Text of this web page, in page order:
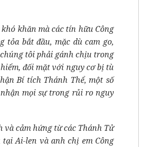
khăn mà các tín hữu Công
bắt đầu, mặc dù cam go,
tôi phải gánh chịu trong
đối mặt với nguy cơ bị tù
Bí tích Thánh Thể, một số
mọi sự trong rủi ro nguy
và cảm hứng từ các Thánh Tử
Ai-len và anh chị em Công